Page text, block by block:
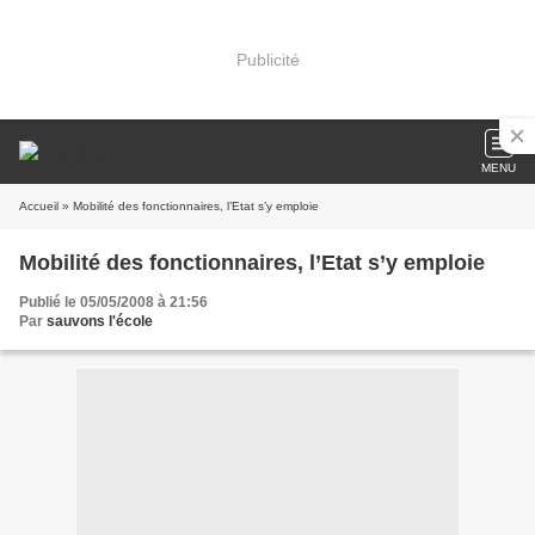
Publicité
MENU
Accueil » Mobilité des fonctionnaires, l’Etat s’y emploie
Mobilité des fonctionnaires, l’Etat s’y emploie
Publié le 05/05/2008 à 21:56
Par sauvons l'école